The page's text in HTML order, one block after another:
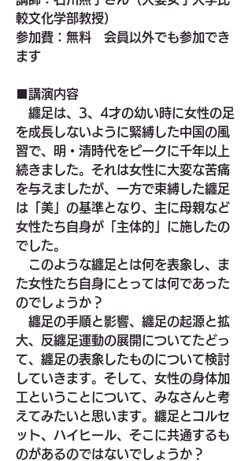
較文化学部教授）
参加費：無料　会員以外でも参加でき
ます
■講演内容
纏足は、3、4才の幼い時に女性の足
を成長しないように緊縛した中国の風
習で、明・清時代をピークに千年以上
続きました。それは女性に大変な苦痛
を与えましたが、一方で束縛した纏足
は「美」の基準となり、主に母親など
女性たち自身が「主体的」に施したの
でした。
このような纏足とは何を表象し、ま
た女性たち自身にとっては何であった
のでしょうか？
纏足の手順と影響、纏足の起源と拡
大、反纏足運動の展開についてたどっ
て、纏足の表象したものについて検討
していきます。そして、女性の身体加
工ということについて、みなさんと考
えてみたいと思います。纏足とコルセ
ット、ハイヒール、そこに共通するも
のがあるのではないでしょうか？